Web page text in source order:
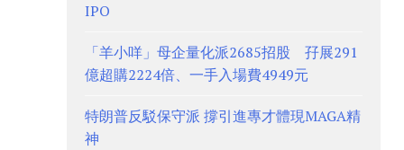
IPO
「羊小咩」母企量化派2685招股 孖展291
億超購2224倍、一手入場費4949元
特朗普反駁保守派 撐引進專才體現MAGA精
神